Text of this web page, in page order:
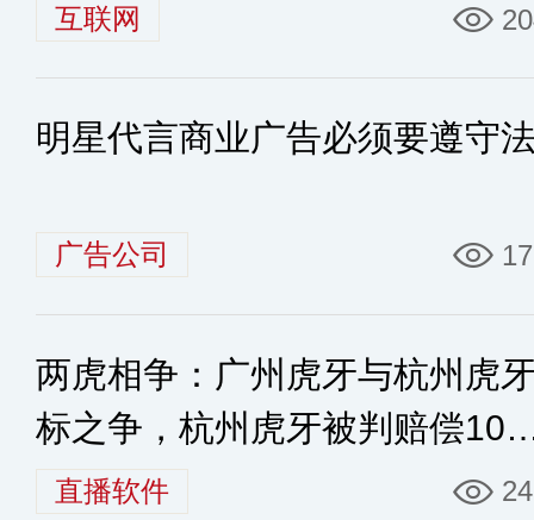
互联网
明星代言商业广告必须要遵守
广告公司
两虎相争：广州虎牙与杭州虎
标之争，杭州虎牙被判赔偿10
元直播软件